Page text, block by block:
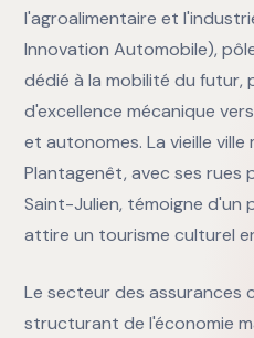
l'agroalimentaire et
Innovation Automobile),
dédié à la mobilité du
d'excellence mécanique
et autonomes. La vieille ville
Plantagenêt, avec ses rues
Saint-Julien, témoigne d'un
attire un tourisme culturel
Le secteur des assurances
structurant de l'économie